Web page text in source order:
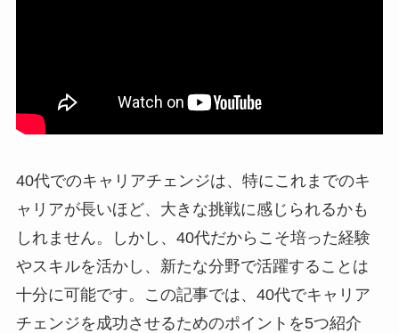
40代でのキャリアチェンジは、特にこれまでのキ
ャリアが長いほど、大きな挑戦に感じられるかも
しれません。しかし、40代だからこそ培った経験
やスキルを活かし、新たな分野で活躍することは
十分に可能です。この記事では、40代でキャリア
チェンジを成功させるためのポイントを5つ紹介